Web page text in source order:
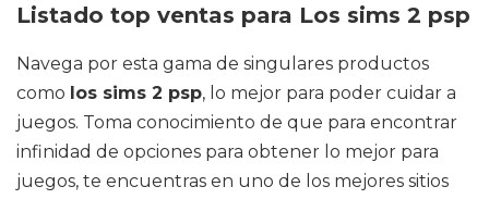
Listado top ventas para Los sims 2 psp
Navega por esta gama de singulares productos
como los sims 2 psp, lo mejor para poder cuidar a
juegos. Toma conocimiento de que para encontrar
infinidad de opciones para obtener lo mejor para
juegos, te encuentras en uno de los mejores sitios